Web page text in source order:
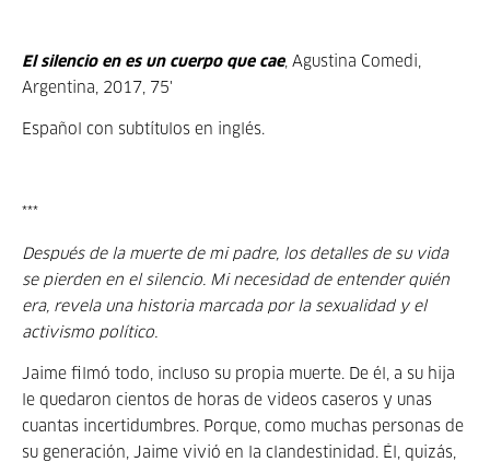
El silencio en es un cuerpo que cae, Agustina Comedi,
Argentina, 2017, 75'
Español con subtítulos en inglés.
***
Después de la muerte de mi padre, los detalles de su vida
se pierden en el silencio. Mi necesidad de entender quién
era, revela una historia marcada por la sexualidad y el
activismo político.
Jaime filmó todo, incluso su propia muerte. De él, a su hija
le quedaron cientos de horas de videos caseros y unas
cuantas incertidumbres. Porque, como muchas personas de
su generación, Jaime vivió en la clandestinidad. Él, quizás,